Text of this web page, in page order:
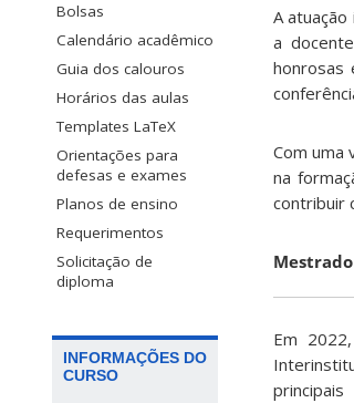
Bolsas
Calendário acadêmico
Guia dos calouros
Horários das aulas
Templates LaTeX
Orientações para
defesas e exames
Planos de ensino
Requerimentos
Solicitação de
diploma
INFORMAÇÕES DO
CURSO
A
a
honrosas
Com uma
na
contribuir
Em